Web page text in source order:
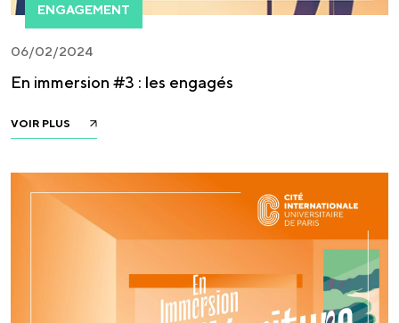
ENGAGEMENT
06/02/2024
En immersion #3 : les engagés
VOIR PLUS